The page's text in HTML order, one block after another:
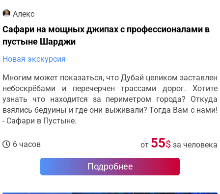
Алекс
Сафари на мощных джипах с профессионалами в
пустыне Шарджи
Новая экскурсия
Многим может показаться, что Дубай целиком заставлен
небоскрёбами и перечерчен трассами дорог. Хотите
узнать что находится за периметром города? Откуда
взялись бедуины и где они выживали? Тогда Вам с нами!
- Сафари в Пустыне.
6 часов от 55$ за человека
Подробнее